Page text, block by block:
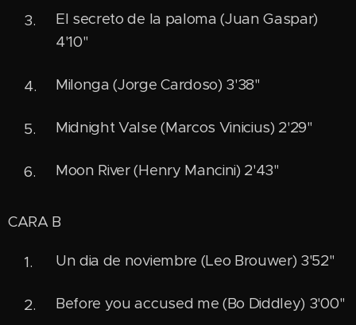
El secreto de la paloma (Juan Gaspar)
4'10"
Milonga (Jorge Cardoso) 3'38"
Midnight Valse (Marcos Vinicius) 2'29"
Moon River (Henry Mancini) 2'43"
CARA B
Un dia de noviembre (Leo Brouwer) 3'52"
Before you accused me (Bo Diddley) 3'00"